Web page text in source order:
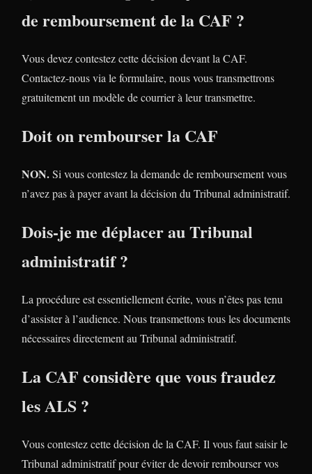
de remboursement de la CAF ?
Vous devez contestez cette décision devant la CAF.
Contactez-nous via le formulaire, nous vous transmettrons
gratuitement un modèle de courrier à leur transmettre.
Doit on rembourser la CAF
NON.Si vous contestez la demande de remboursement vous
n’avez pas à payer avant la décision du Tribunal administratif.
Dois-je me déplacer au Tribunal
administratif ?
La procédure est essentiellement écrite, vous n’êtes pas tenu
d’assister à l’audience. Nous transmettons tous les documents
nécessaires directement au Tribunal administratif.
La CAF considère que vous fraudez
les ALS ?
Vous contestez cette décision de la CAF. Il vous faut saisir le
Tribunal administratif pour éviter de devoir rembourser vos